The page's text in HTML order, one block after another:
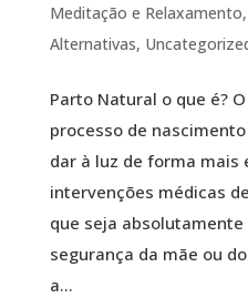
Meditação e Relaxamento,
Alternativas,
Parto Natural o que é?
processo de
dar à luz de forma mais
intervenções médicas
que seja
segurança da mãe ou
a...